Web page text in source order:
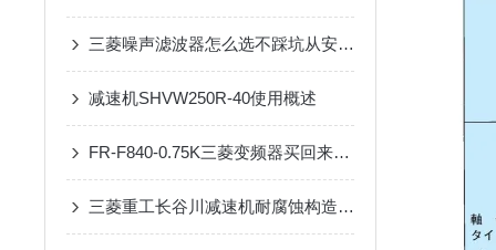
三菱噪声滤波器怎么选不踩坑从安装环境到兼容性这些关键参数要关注
减速机SHVW250R-40使用概述
FR-F840-0.75K三菱变频器买回来第一步该做什么？开箱验收与上电检查清单
三菱重工长谷川减速机耐腐蚀构造在户外工业设备传动中的适配优势